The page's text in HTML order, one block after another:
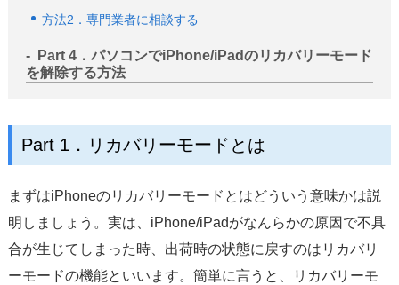
方法2．専門業者に相談する
Part 4．パソコンでiPhone/iPadのリカバリーモード
を解除する方法
Part 1．リカバリーモードとは
まずはiPhoneのリカバリーモードとはどういう意味かは説
明しましょう。実は、iPhone/iPadがなんらかの原因で不具
合が生じてしまった時、出荷時の状態に戻すのはリカバリ
ーモードの機能といいます。簡単に言うと、リカバリーモ